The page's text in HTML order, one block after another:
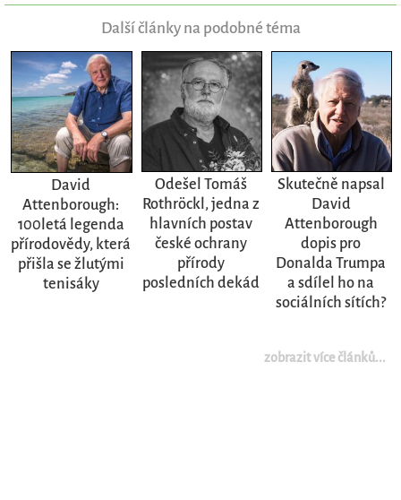
Další články na podobné téma
David
Attenborough:
100letá legenda
přírodovědy, která
přišla se žlutými
tenisáky
Odešel Tomáš
Rothröckl, jedna z
hlavních postav
české ochrany
přírody
posledních dekád
Skutečně napsal
David
Attenborough
dopis pro
Donalda Trumpa
a sdílel ho na
sociálních sítích?
zobrazit více článků...